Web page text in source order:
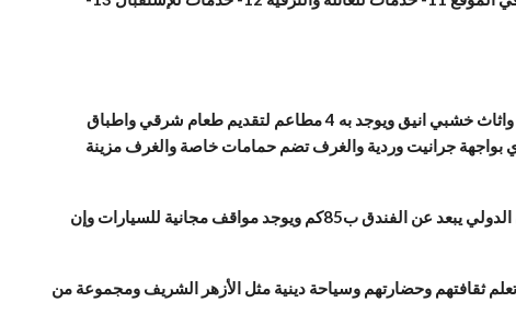
الفندق يقع في الصحراء النوبية مطل علي ضفاف النيل مقابل جزيرة الفينتين ويتوفر به مسابح خارجية وداخلية وحمامات خاصة في كل غرفة واثاث خشبي انيق ويوجد به 4 مطاعم لتقديم طعام شرقي واطباق
بواجهة جرانيت وردية والغرف تضم حمامات خاصة والغرف مزينة
يمكن زيارة السونا أو السبا او الحمام التقليدي وأخيرا حوض الإستحمام ويستخدمون مركز اللياقة والأستمتاع بعلاجات التدليك و مطار أسوان الدولي يبعد عن الفندق ب85كم ويوجد مواقف مجانية للسيارات وإن
ثقافتهم وحضارتهم وسياحة دينية مثل الأزهر الشريف ومجموعة من